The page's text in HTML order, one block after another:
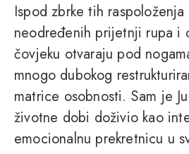
Ispod zbrke tih
neodređenih prijetnji rupa i
čovjeku otvaraju pod
mnogo dubokog
matrice osobnosti. Sam je
životne dobi doživio kao
emocionalnu prekretnicu u